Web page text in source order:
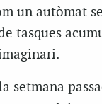
un autòmat
tasques